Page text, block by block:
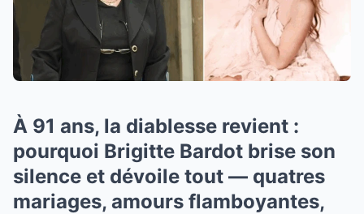
À 91 ans, la diablesse revient :
pourquoi Brigitte Bardot brise son
silence et dévoile tout — quatres
mariages, amours flamboyantes,